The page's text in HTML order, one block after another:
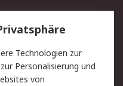
Privatkunden
Technologien zur
Personalisierung und
von